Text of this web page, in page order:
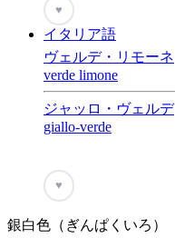
♥
イタリア語
ヴェルデ・リモーネ
verde limone
ジャッロ・ヴェルデ
giallo-verde
♥
銀白色（ぎんぱくいろ）